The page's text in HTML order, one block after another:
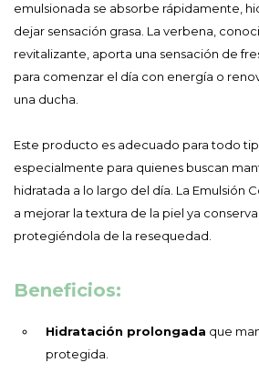
emulsionada se absorbe rápidamente,
dejar sensación grasa. La verbena,
revitalizante, aporta una sensación de
para comenzar el día con energía o
una ducha.
Este producto es adecuado para todo
especialmente para quienes buscan
hidratada a lo largo del día. La Emulsión
a mejorar la textura de la piel ya
protegiéndola de la resequedad.
Beneficios:
Hidratación prolongada que
protegida.